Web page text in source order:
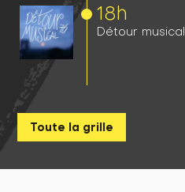
18h
Détour musical
Toute la grille